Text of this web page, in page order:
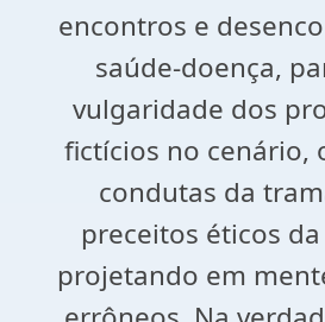
encontros e
saúde-doença,
vulgaridade dos
fictícios no cenário,
condutas da
preceitos éticos
projetando em